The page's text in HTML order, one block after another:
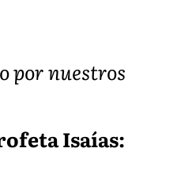
por nuestros
Isaías: